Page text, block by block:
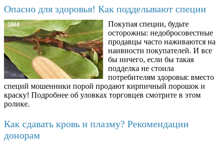
Опасно для здоровья! Как подделывают специи
5904
Покупая специи, будьте
осторожны: недобросовестные
продавцы часто наживаются на
наивности покупателей. И все
бы ничего, если бы такая
подделка не стоила
потребителям здоровья: вместо
специй мошенники порой продают кирпичный порошок и
краску! Подробнее об уловках торговцев смотрите в этом
ролике.
Как сдавать кровь и плазму? Рекомендации
донорам